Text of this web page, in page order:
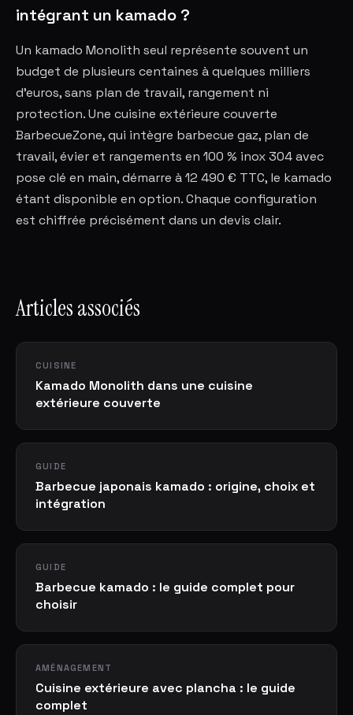
intégrant un kamado ?
Un kamado Monolith seul représente souvent un
budget de plusieurs centaines à quelques milliers
d'euros, sans plan de travail, rangement ni
protection. Une cuisine extérieure couverte
BarbecueZone, qui intègre barbecue gaz, plan de
travail, évier et rangements en 100 % inox 304 avec
pose clé en main, démarre à 12 490 € TTC, le kamado
étant disponible en option. Chaque configuration
est chiffrée précisément dans un devis clair.
Articles associés
CUISINE
Kamado Monolith dans une cuisine
extérieure couverte
GUIDE
Barbecue japonais kamado : origine, choix et
intégration
GUIDE
Barbecue kamado : le guide complet pour
choisir
AMÉNAGEMENT
Cuisine extérieure avec plancha : le guide
complet